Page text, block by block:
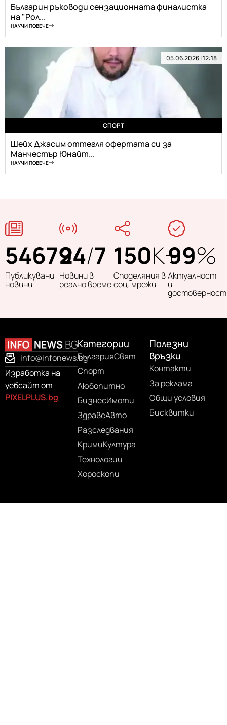
Българин ръководи сензационната финалистка
на "Рол...
НАУЧИ ПОВЕЧЕ
05.06.2026 | 12:18
СПОРТ
Шейх Джасим оттегля офертата си за
Манчестър Юнайт...
НАУЧИ ПОВЕЧЕ
54679
Публикувани
новини
24/7
Новини в
реално време
150K+
Споделяния в
соц. мрежи
99%
Актуалност
и
достоверност
info@infonews.bg
Изработка на
уебсайт от
PIXELPLUS.bg
Категории
БългарияСвят
Спорт
Любопитно
БизнесИмоти
ЗдравеАвто
Разследвания
КримиКултура
Технологии
Хороскопи
Полезни
връзки
Контакти
За реклама
Общи условия
Бисквитки